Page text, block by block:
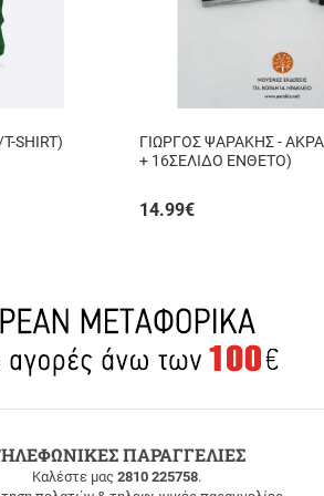
SHIRT)
ΓΙΩΡΓΟΣ ΨΑΡΑΚΗΣ -
+ 16ΣΕΛΙΔΟ ΕΝΘΕΤΟ)
14.99€
ΠΑΡΑΓΓΕΛΙΕΣ
Καλέστε μας2810 225758.